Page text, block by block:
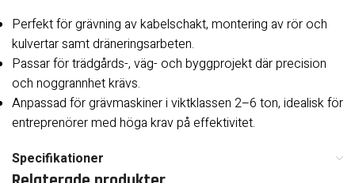
Perfekt för grävning av kabelschakt, montering av rör och
kulvertar samt dräneringsarbeten.
Passar för trädgårds-, väg- och byggprojekt där precision
och noggrannhet krävs.
Anpassad för grävmaskiner i viktklassen 2–6 ton, idealisk för
entreprenörer med höga krav på effektivitet.
Specifikationer